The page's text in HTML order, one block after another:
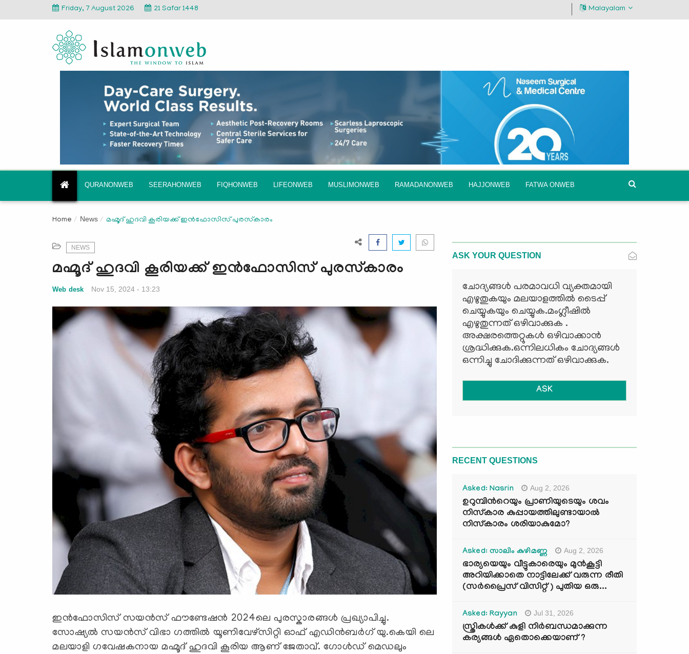
Friday, 7 August 2026 21 Safar 1448 Malayalam
QURANONWEB SEERAHONWEB FIQHONWEB LIFEONWEB MUSLIMONWEB RAMADANONWEB HAJJONWEB FATWA ONWEB
Home News മഹ്മൂദ് ഹുദവി കൂരിയക്ക് ഇൻഫോസിസ് പുരസ്‌കാരം
NEWS
മഹ്മൂദ് ഹുദവി കൂരിയക്ക് ഇൻഫോസിസ് പുരസ്‌കാരം
Web desk Nov 15, 2024 - 13:23
ഇൻഫോസിസ് സയൻസ് ഫൗണ്ടേഷൻ 2024ലെ പുരസ്കാരങ്ങൾ പ്രഖ്യാപിച്ചു.
സോഷ്യൽ സയൻസ് വിഭാ ഗത്തിൽ യൂണിവേഴ്‌സിറ്റി ഓഫ് എഡിൻബർഗ് യു.കെയി ലെ
മലയാളി ഗവേഷകനായ മഹ്മൂദ് ഹുദവി കൂരിയ ആണ് ജേതാവ്. ഗോൾഡ് മെഡലും
ASK YOUR QUESTION
ചോദ്യങ്ങള്‍ പരമാവധി വ്യക്തമായി
എഴുതുകയും മലയാളത്തില്‍ ടൈപ്പ്
ചെയ്യുകയും ചെയ്യുക.മംഗ്ലീഷില്‍
എഴുതുന്നത് ഒഴിവാക്കുക .
അക്ഷരത്തെറ്റുകള്‍ ഒഴിവാക്കാന്‍
ശ്രദ്ധിക്കുക.ഒന്നിലധികം ചോദ്യങ്ങള്‍
ഒന്നിച്ചു ചോദിക്കുന്നത് ഒഴിവാക്കുക.
ASK
RECENT QUESTIONS
Asked: Nasrin Aug 2, 2026
ഉറുമ്പിന്‍റെയും പ്രാണിയുടെയും ശവം
നിസ്കാര കുപ്പായത്തിലുണ്ടായാൽ
നിസ്കാരം ശരിയാകുമോ?
Asked: സാലിം കുഴിമണ്ണ Aug 2, 2026
ഭാര്യയെയും വീട്ടുകാരെയും മുൻകൂട്ടി
അറിയിക്കാതെ നാട്ടിലേക്ക് വരുന്ന രീതി
(സർപ്രൈസ് വിസിറ്റ് ) പുതിയ ഒരു...
Asked: Rayyan Jul 31, 2026
സ്ത്രികൾക്ക് കുളി നിർബന്ധമാക്കുന്ന
കര്യങ്ങൾ ഏതൊക്കെയാണ് ?